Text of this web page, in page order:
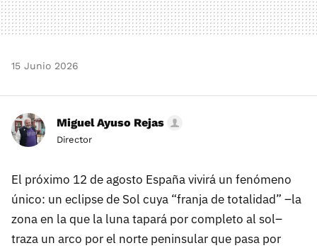
15 Junio 2026
Miguel Ayuso Rejas
Director
El próximo 12 de agosto España vivirá un fenómeno
único: un eclipse de Sol cuya “franja de totalidad” –la
zona en la que la luna tapará por completo al sol–
traza un arco por el norte peninsular que pasa por